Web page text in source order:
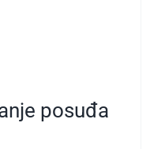
posuđa